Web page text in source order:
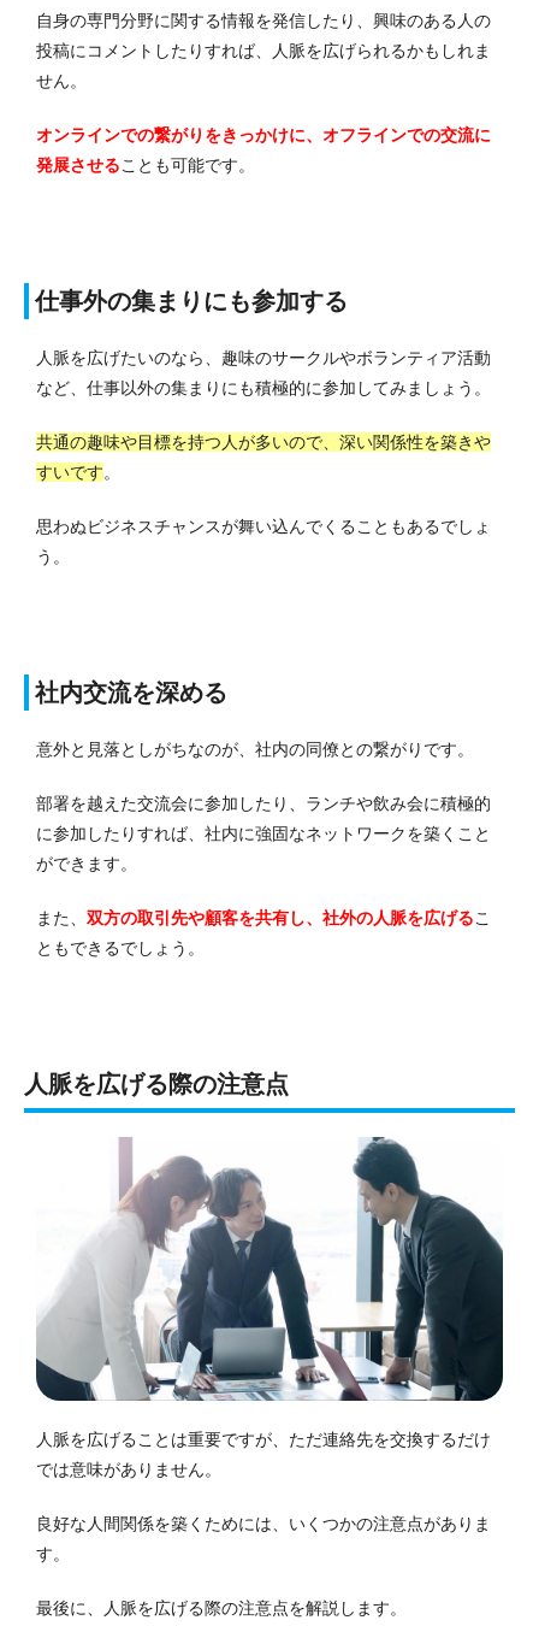
自身の専門分野に関する情報を発信したり、興味のある人の
投稿にコメントしたりすれば、人脈を広げられるかもしれま
せん。
オンラインでの繋がりをきっかけに、オフラインでの交流に
発展させることも可能です。
仕事外の集まりにも参加する
人脈を広げたいのなら、趣味のサークルやボランティア活動
など、仕事以外の集まりにも積極的に参加してみましょう。
共通の趣味や目標を持つ人が多いので、深い関係性を築きや
すいです。
思わぬビジネスチャンスが舞い込んでくることもあるでしょ
う。
社内交流を深める
意外と見落としがちなのが、社内の同僚との繋がりです。
部署を越えた交流会に参加したり、ランチや飲み会に積極的
に参加したりすれば、社内に強固なネットワークを築くこと
ができます。
また、 双方の取引先や顧客を共有し、社外の人脈を広げるこ
ともできるでしょう。
人脈を広げる際の注意点
人脈を広げることは重要ですが、ただ連絡先を交換するだけ
では意味がありません。
良好な人間関係を築くためには、いくつかの注意点がありま
す。
最後に、人脈を広げる際の注意点を解説します。